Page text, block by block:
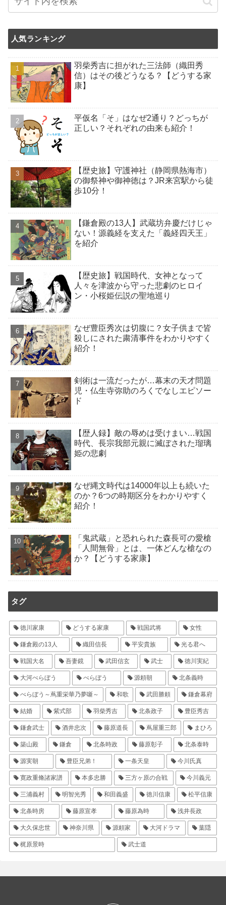
人気ランキング
羽柴秀吉に担がれた三法師（織田秀
信）はその後どうなる？【どうする家
康】
平仮名「そ」はなぜ2通り？どっちが
正しい？それぞれの由来も紹介！
【歴史旅】守護神社（静岡県熱海市）
の御祭神や御神徳は？JR来宮駅から徒
歩10分！
【鎌倉殿の13人】武蔵坊弁慶だけじゃ
ない！源義経を支えた「義経四天王」
を紹介
【歴史旅】戦国時代、女神となって
人々を津波から守った悲劇のヒロイ
ン・小桜姫伝説の聖地巡り
なぜ豊臣秀次は切腹に？女子供まで皆
殺しにされた粛清事件をわかりやすく
紹介！
剣術は一流だったが…幕末の天才問題
児・仏生寺弥助のろくでなしエピソー
ド
【歴人録】敵の辱めは受けまい…戦国
時代、長宗我部元親に滅ぼされた瑠璃
姫の悲劇
なぜ縄文時代は14000年以上も続いた
のか？6つの時期区分をわかりやすく
紹介！
「鬼武蔵」と恐れられた森長可の愛槍
「人間無骨」とは、一体どんな槍なの
か？【どうする家康】
タグ
徳川家康 どうする家康 戦国武将 女性
鎌倉殿の13人 織田信長 平安貴族 光る君へ
戦国大名 吾妻鏡 武田信玄 武士 徳川実紀
大河べらぼう べらぼう 源頼朝 北条義時
べらぼう～蔦重栄華乃夢噺～ 和歌 武田勝頼 鎌倉幕府
結婚 紫式部 羽柴秀吉 北条政子 豊臣秀吉
鎌倉武士 酒井忠次 藤原道長 蔦屋重三郎 まひろ
築山殿 鎌倉 北条時政 藤原彰子 北条泰時
源実朝 豊臣兄弟！ 一条天皇 今川氏真
寛政重脩諸家譜 本多忠勝 三方ヶ原の合戦 今川義元
三浦義村 明智光秀 和田義盛 徳川信康 松平信康
北条時房 藤原宣孝 藤原為時 浅井長政
大久保忠世 神奈川県 源頼家 大河ドラマ 葉隠
梶原景時 武士道